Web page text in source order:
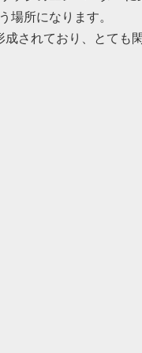
場所になります。
されており、とても